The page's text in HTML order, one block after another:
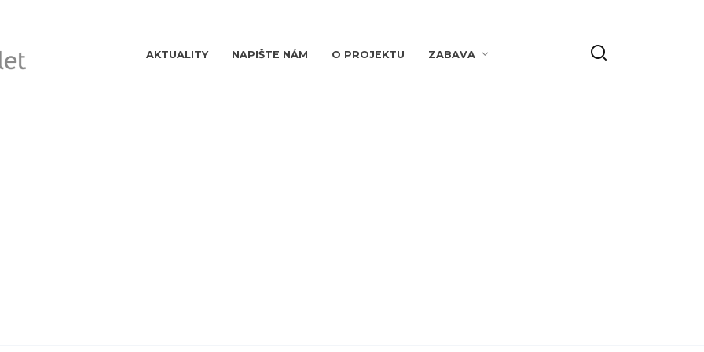
AKTUALITY NAPIŠTE NÁM O PROJEKTU ZABAVA